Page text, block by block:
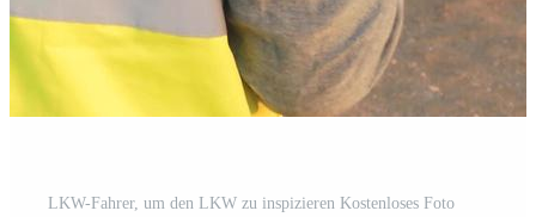
LKW-Fahrer, um den LKW zu inspizieren Kostenloses Foto